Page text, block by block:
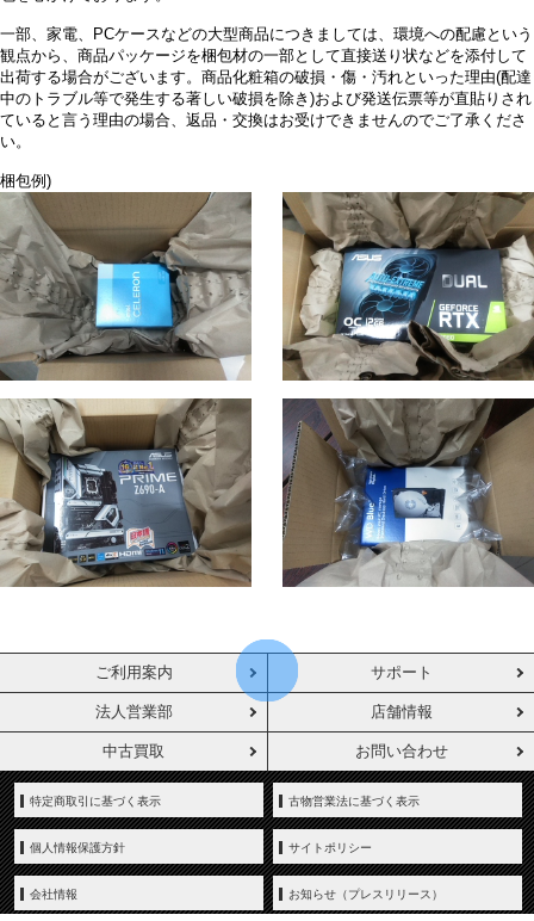
一部、家電、PCケースなどの大型商品につきましては、環境への配慮という
観点から、商品パッケージを梱包材の一部として直接送り状などを添付して
出荷する場合がございます。商品化粧箱の破損・傷・汚れといった理由(配達
中のトラブル等で発生する著しい破損を除き)および発送伝票等が直貼りされ
ていると言う理由の場合、返品・交換はお受けできませんのでご了承くださ
い。
梱包例)
ご利用案内 サポート
法人営業部 店舗情報
中古買取 お問い合わせ
特定商取引に基づく表示 古物営業法に基づく表示
個人情報保護方針 サイトポリシー
会社情報 お知らせ（プレスリリース）